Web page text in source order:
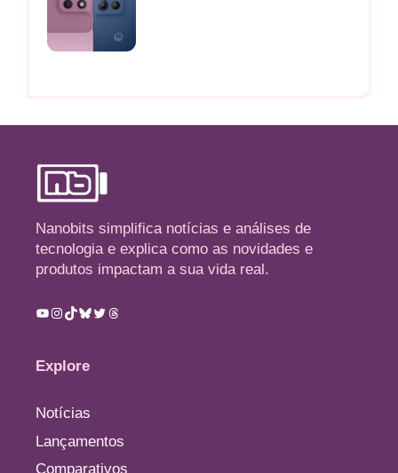
Nanobits simplifica notícias e análises de
tecnologia e explica como as novidades e
produtos impactam a sua vida real.
Youtube
Instagram
TikTok
Bluesky
TwitterThreads
Explore
Notícias
Lançamentos
Comparativos